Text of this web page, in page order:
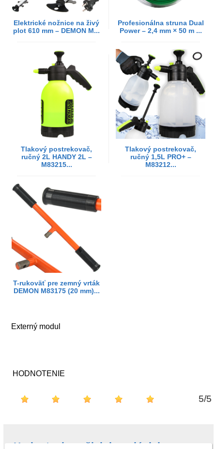
Elektrické nožnice na živý
plot 610 mm – DEMON M...
Profesionálna struna Dual
Power – 2,4 mm × 50 m ...
Tlakový postrekovač,
ručný 2L HANDY 2L –
M83215...
Tlakový postrekovač,
ručný 1,5L PRO+ –
M83212...
T-rukoväť pre zemný vrták
DEMON M83175 (20 mm)...
Externý modul
HODNOTENIE
5/5
Hodnotenie našich kupujúcich na